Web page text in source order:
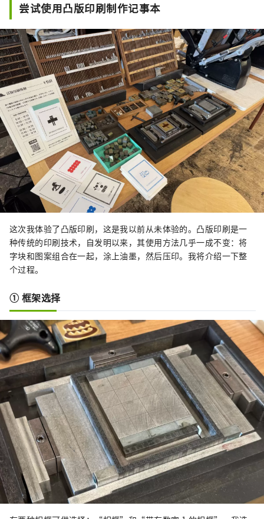
尝试使用凸版印刷制作记事本
这次我体验了凸版印刷，这是我以前从未体验的。凸版印刷是一
种传统的印刷技术，自发明以来，其使用方法几乎一成不变：将
字块和图案组合在一起，涂上油墨，然后压印。我将介绍一下整
个过程。
① 框架选择